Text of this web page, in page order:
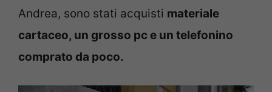
Andrea, sono stati acquisti materiale
cartaceo, un grosso pc e un telefonino
comprato da poco.